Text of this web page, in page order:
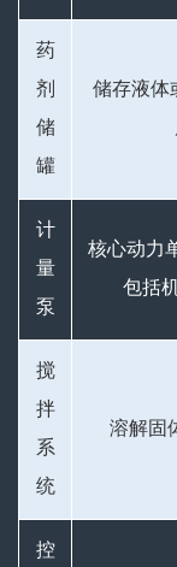
药
剂
储
罐
储存液体
计
量
泵
核心动力
包括
搅
拌
系
统
溶解固
控